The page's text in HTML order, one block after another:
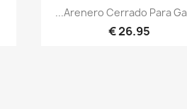
 نظرة سريعة
Arenero Cerrado Para
26.95 €